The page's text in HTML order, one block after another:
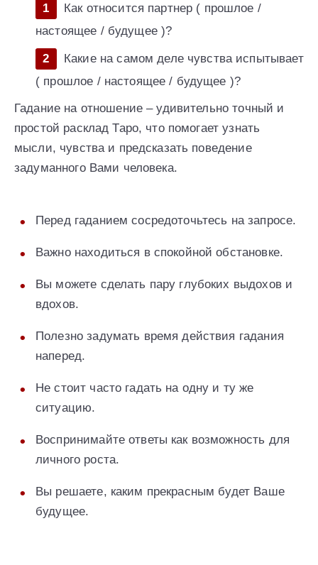
Как относится партнер ( прошлое /
настоящее / будущее )?
Какие на самом деле чувства испытывает
( прошлое / настоящее / будущее )?
Гадание на отношение – удивительно точный и
простой расклад Таро, что помогает узнать
мысли, чувства и предсказать поведение
задуманного Вами человека.
Перед гаданием сосредоточьтесь на запросе.
Важно находиться в спокойной обстановке.
Вы можете сделать пару глубоких выдохов и
вдохов.
Полезно задумать время действия гадания
наперед.
Не стоит часто гадать на одну и ту же
ситуацию.
Воспринимайте ответы как возможность для
личного роста.
Вы решаете, каким прекрасным будет Ваше
будущее.